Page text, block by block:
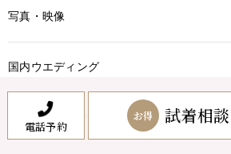
電話予約
お得 試着相
写真・映像
国内ウエディング
国内リゾートウエディング